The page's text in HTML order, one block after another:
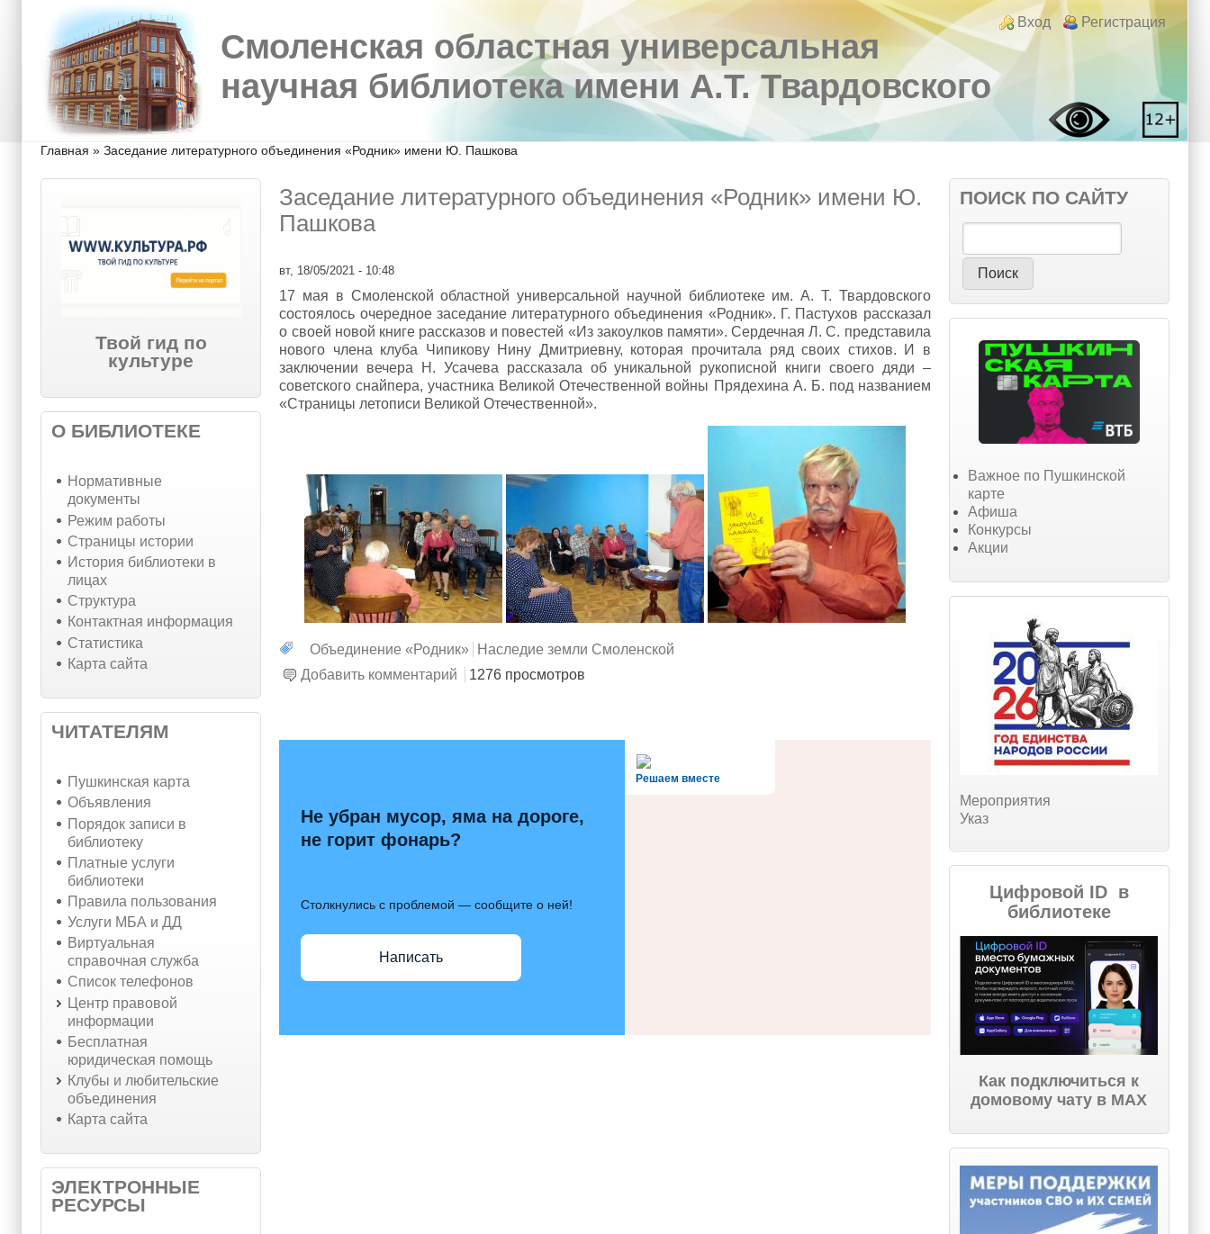
Перейти к основному содержанию
Skip to search
Login links
Вход Регистрация
Смоленская областная универсальная
научная библиотека имени А.Т. Твардовского
Вы здесь
Главная » Заседание литературного объединения «Родник» имени Ю. Пашкова
Твой гид по
культуре
О БИБЛИОТЕКЕ
Нормативные
документы
Режим работы
Страницы истории
История библиотеки в
лицах
Структура
Контактная информация
Статистика
Карта сайта
ЧИТАТЕЛЯМ
Пушкинская карта
Объявления
Порядок записи в
библиотеку
Платные услуги
библиотеки
Правила пользования
Услуги МБА и ДД
Виртуальная
справочная служба
Список телефонов
Центр правовой
информации
Бесплатная
юридическая помощь
Клубы и любительские
объединения
Карта сайта
ЭЛЕКТРОННЫЕ
РЕСУРСЫ
Заседание литературного объединения «Родник» имени Ю.
Пашкова
вт, 18/05/2021 - 10:48
17 мая в Смоленской областной универсальной научной библиотеке им. А. Т. Твардовского
состоялось очередное заседание литературного объединения «Родник». Г. Пастухов рассказал
о своей новой книге рассказов и повестей «Из закоулков памяти». Сердечная Л. С. представила
нового члена клуба Чипикову Нину Дмитриевну, которая прочитала ряд своих стихов. И в
заключении вечера Н. Усачева рассказала об уникальной рукописной книги своего дяди –
советского снайпера, участника Великой Отечественной войны Прядехина А. Б. под названием
«Страницы летописи Великой Отечественной».
Объединение «Родник»
Наследие земли Смоленской
Добавить комментарий
1276 просмотров
alt='Госуслуги' />
Решаем вместе
Не убран мусор, яма на дороге,
не горит фонарь?
Столкнулись с проблемой — сообщите о ней!
Написать
ПОИСК ПО САЙТУ
Важное по Пушкинской
карте
Афиша
Конкурсы
Акции
Мероприятия
Указ
Цифровой ID в
библиотеке
Как подключиться к
домовому чату в МАХ